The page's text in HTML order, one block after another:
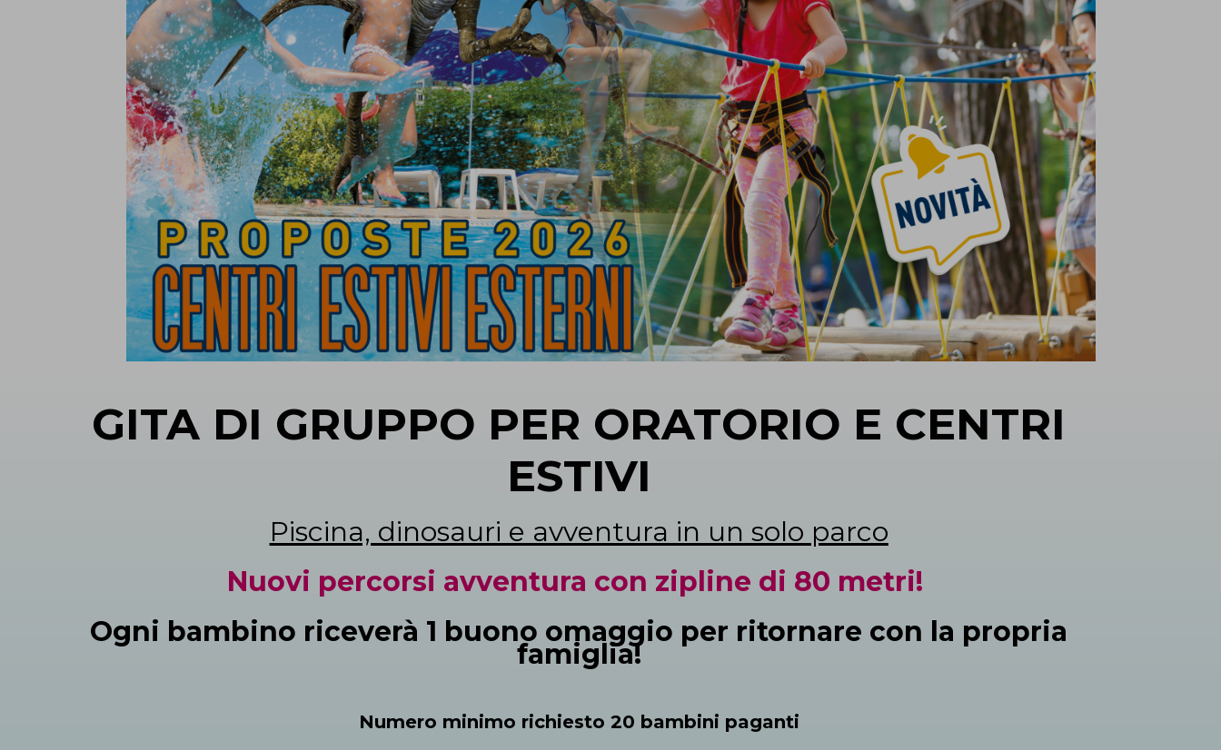
GITA DI GRUPPO PER ORATORIO E CENTRI
ESTIVI
Piscina, dinosauri e avventura in un solo parco
Nuovi percorsi avventura con zipline di 80 metri!
Ogni bambino riceverà 1 buono omaggio per ritornare con la propria
famiglia!
Numero minimo richiesto 20 bambini paganti